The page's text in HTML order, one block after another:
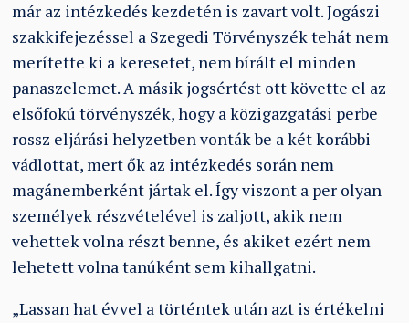
már az intézkedés kezdetén is zavart volt. Jogászi
szakkifejezéssel a Szegedi Törvényszék tehát nem
merítette ki a keresetet, nem bírált el minden
panaszelemet. A másik jogsértést ott követte el az
elsőfokú törvényszék, hogy a közigazgatási perbe
rossz eljárási helyzetben vonták be a két korábbi
vádlottat, mert ők az intézkedés során nem
magánemberként jártak el. Így viszont a per olyan
személyek részvételével is zaljott, akik nem
vehettek volna részt benne, és akiket ezért nem
lehetett volna tanúként sem kihallgatni.
„Lassan hat évvel a történtek után azt is értékelni